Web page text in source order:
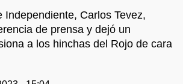
Independiente, Carlos Tevez,
de prensa y dejó un
a los hinchas del Rojo de cara